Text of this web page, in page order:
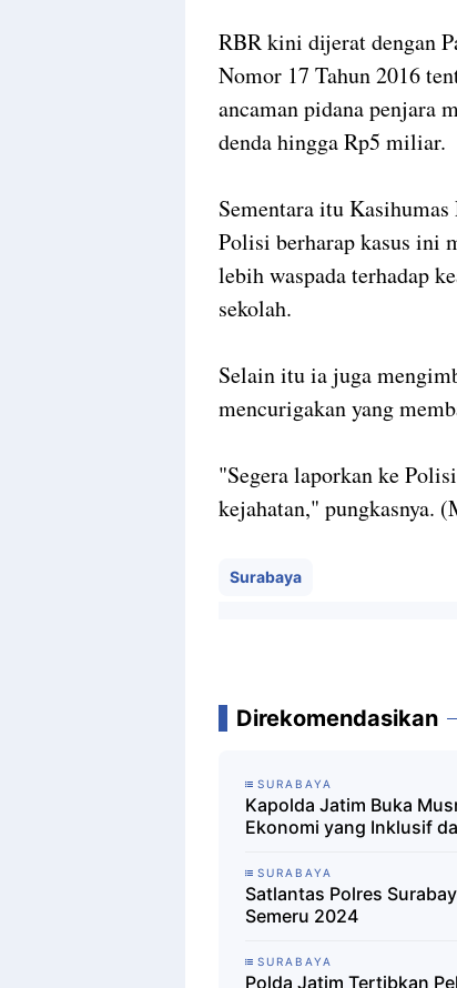
RBR kini dijerat dengan
Nomor 17 Tahun 2016
ancaman pidana penjara
denda hingga Rp5 miliar.
Sementara itu
Polisi berharap kasus ini
lebih waspada terhadap
sekolah.
Selain itu ia juga
mencurigakan yang
"Segera laporkan ke
kejahatan," pungkasnya.
Surabaya
Direkomendasikan
SURABAYA
Kapolda Jatim Buka
Ekonomi yang Inklusif
SURABAYA
Satlantas Polres
Semeru 2024
SURABAYA
Polda Jatim Tertibkan